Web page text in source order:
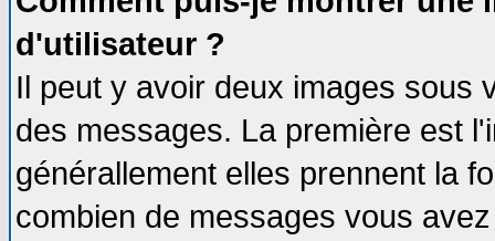
d'utilisateur ?
Il peut y avoir deux images sous
des messages. La première est
générallement elles prennent la
combien de messages vous